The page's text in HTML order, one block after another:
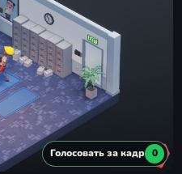
Голосовать за кадр 0